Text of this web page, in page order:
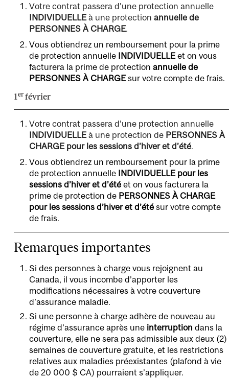
Votre contrat passera d’une protection annuelle
INDIVIDUELLEà une protection annuelle de
PERSONNES À CHARGE.
Vous obtiendrez un remboursement pour la prime
de protection annuelle INDIVIDUELLEet on vous
facturera la prime de protection annuelle de
PERSONNES À CHARGEsur votre compte de frais.
1 er février
Votre contrat passera d’une protection annuelle
INDIVIDUELLEà une protection de PERSONNES À
CHARGE pour les sessions d’hiver et d’été.
Vous obtiendrez un remboursement pour la prime
de protection annuelle INDIVIDUELLE pour les
sessions d’hiver et d’été et on vous facturera la
prime de protection de PERSONNES À CHARGE
pour les sessions d’hiver et d’été sur votre compte
de frais.
Remarques importantes
Si des personnes à charge vous rejoignent au
Canada, il vous incombe d’apporter les
modifications nécessaires à votre couverture
d’assurance maladie.
Si une personne à charge adhère de nouveau au
régime d’assurance après une interruption dans la
couverture, elle ne sera pas admissible aux deux (2)
semaines de couverture gratuite, et les restrictions
relatives aux maladies préexistantes (plafond à vie
de 20 000 $ CA) pourraient s’appliquer.